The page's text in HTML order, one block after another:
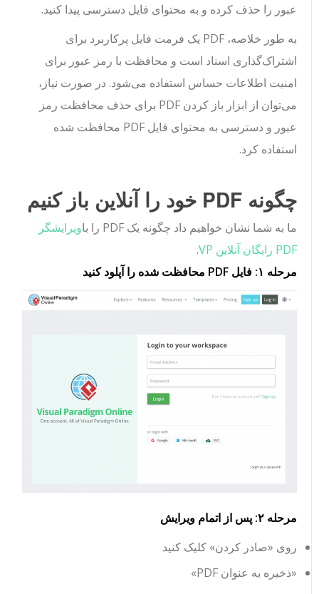
عبور را حذف کرده و به محتوای فایل دسترسی پیدا کنید.
به طور خلاصه، PDF یک فرمت فایل پرکاربرد برای
اشتراک‌گذاری اسناد است و محافظت با رمز عبور برای
امنیت اطلاعات حساس استفاده می‌شود. در صورت نیاز،
می‌توان از ابزار باز کردن PDF برای حذف محافظت رمز
عبور و دسترسی به محتوای فایل PDF محافظت شده
استفاده کرد.
چگونه PDF خود را آنلاین باز کنیم
ما به شما نشان خواهیم داد چگونه یک PDF را با
ویرایشگر
PDF رایگان آنلاین VP
.
مرحله ۱: فایل PDF محافظت شده را آپلود کنید
مرحله ۲: پس از اتمام ویرایش
روی «صادر کردن» کلیک کنید
«ذخیره به عنوان PDF»